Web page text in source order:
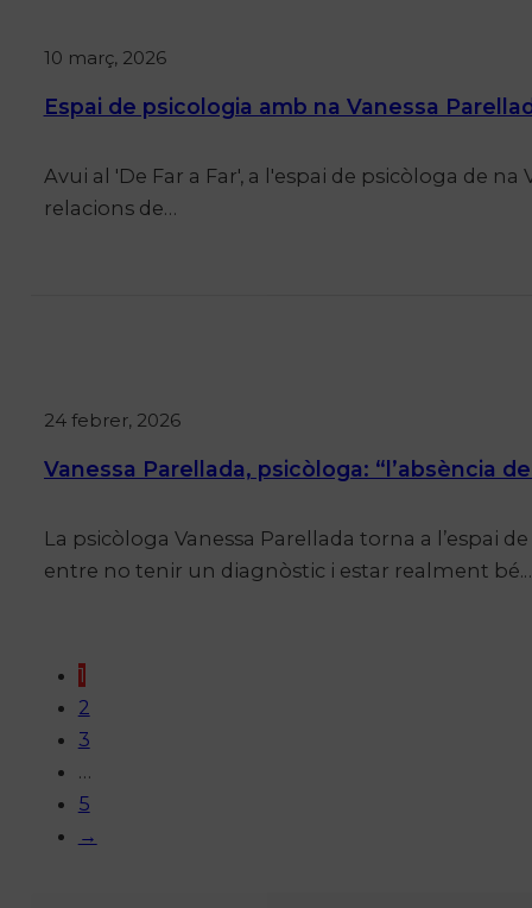
10 març, 2026
Espai de psicologia amb na Vanessa
Avui al 'De Far a Far', a l'espai de psicòloga de
relacions de…
24 febrer, 2026
Vanessa Parellada, psicòloga: “l’absència
La psicòloga Vanessa Parellada torna a l’espai
entre no tenir un diagnòstic i estar realment
1
2
3
…
5
→